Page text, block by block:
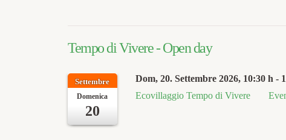
Tempo di Vivere - Open day
Settembre
Domenica
20
Dom, 20. Settembre 2026, 10:30 h -
Ecovillaggio Tempo di Vivere